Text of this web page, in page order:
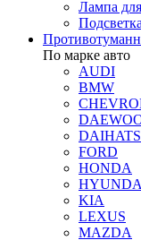
Лампа
По марке авто
AUDI
BMW
FORD
HONDA
KIA
LEXUS
MAZDA